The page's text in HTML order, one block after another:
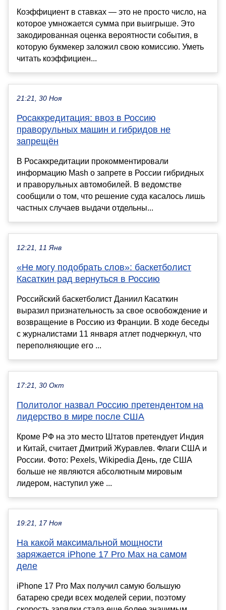
Коэффициент в ставках — это не просто число, на
которое умножается сумма при выигрыше. Это
закодированная оценка вероятности события, в
которую букмекер заложил свою комиссию. Уметь
читать коэффициен...
21:21, 30 Ноя
Росаккредитация: ввоз в Россию
праворульных машин и гибридов не
запрещён
В Росаккредитации прокомментировали
информацию Mash о запрете в России гибридных
и праворульных автомобилей. В ведомстве
сообщили о том, что решение суда касалось лишь
частных случаев выдачи отдельны...
12:21, 11 Янв
«Не могу подобрать слов»: баскетболист
Касаткин рад вернуться в Россию
Российский баскетболист Даниил Касаткин
выразил признательность за свое освобождение и
возвращение в Россию из Франции. В ходе беседы
с журналистами 11 января атлет подчеркнул, что
переполняющие его ...
17:21, 30 Окт
Политолог назвал Россию претендентом на
лидерство в мире после США
Кроме РФ на это место Штатов претендует Индия
и Китай, считает Дмитрий Журавлев. Флаги США и
России. Фото: Pexels, Wikipedia День, где США
больше не являются абсолютным мировым
лидером, наступил уже ...
19:21, 17 Ноя
На какой максимальной мощности
заряжается iPhone 17 Pro Max на самом
деле
iPhone 17 Pro Max получил самую большую
батарею среди всех моделей серии, поэтому